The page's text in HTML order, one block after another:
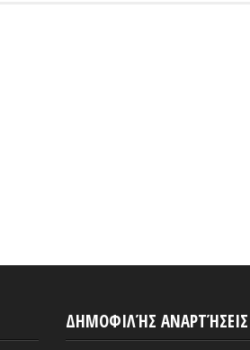
ΔΗΜΟΦΙΛΉΣ ΑΝΑΡΤΉΣΕΙΣ